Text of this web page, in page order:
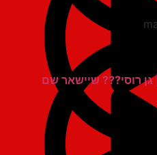
שיישאר שם